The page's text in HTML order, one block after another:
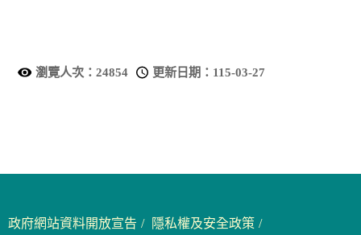
瀏覽人次： 24854 更新日期： 115-03-27
政府網站資料開放宣告
隱私權及安全政策